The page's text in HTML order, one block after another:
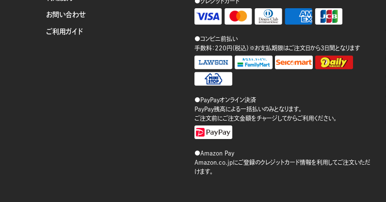
お問い合わせ
ご利用ガイド
●コンビニ前払い
手数料：220円（税込）※お支払期限はご注文日から3日間となります
●PayPayオンライン決済
PayPay残高による一括払いのみとなります。
ご注文前にご注文金額をチャージしてからご利用ください。
●Amazon Pay
Amazon.co.jpにご登録のクレジットカード情報を利用してご注文いただ
けます。